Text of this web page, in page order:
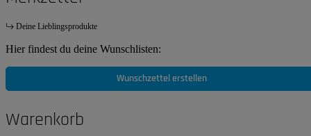
Deine Lieblingsprodukte
Hier findest du deine Wunschlisten:
Wunschzettel erstellen
Warenkorb